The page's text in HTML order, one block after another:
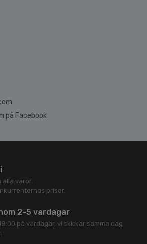
på Facebook
alla varor.
priser.
2-5 vardagar
på vardagar, vi skickar samma dag